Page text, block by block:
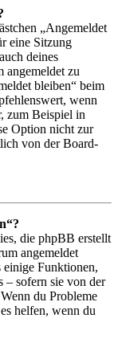
„Angemeldet
eine Sitzung
deines
angemeldet zu
bleiben“ beim
wenn
zum Beispiel in
Option nicht zur
von der Board-
die phpBB erstellt
angemeldet
Funktionen,
– sofern sie von der
du Probleme
helfen, wenn du